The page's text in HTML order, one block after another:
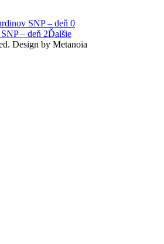
SNP – deň 0
– deň 2Ďalšie
Design by Metanoia